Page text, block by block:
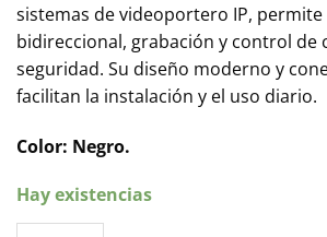
sistemas de videoportero IP,
bidireccional, grabación y control de
seguridad. Su diseño moderno y
facilitan la instalación y el uso diario.
Color: Negro.
Hay existencias